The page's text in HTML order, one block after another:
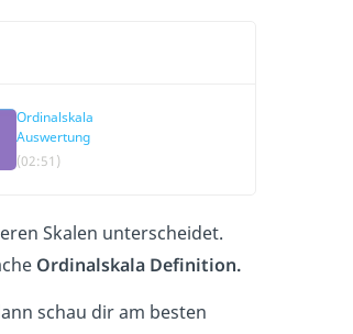
Ordinalskala
Auswertung
(02:51)
Skalen unterscheidet.
Ordinalskala Definition.
schau dir am besten